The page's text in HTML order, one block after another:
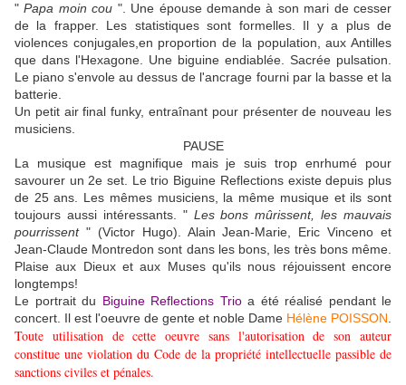
" Papa moin cou ". Une épouse demande à son mari de cesser
de la frapper. Les statistiques sont formelles. Il y a plus de
violences conjugales,en proportion de la population, aux Antilles
que dans l'Hexagone. Une biguine endiablée. Sacrée pulsation.
Le piano s'envole au dessus de l'ancrage fourni par la basse et la
batterie.
Un petit air final funky, entraînant pour présenter de nouveau les
musiciens.
PAUSE
La musique est magnifique mais je suis trop enrhumé pour
savourer un 2e set. Le trio Biguine Reflections existe depuis plus
de 25 ans. Les mêmes musiciens, la même musique et ils sont
toujours aussi intéressants. "Les bons mûrissent, les mauvais
pourrissent" (Victor Hugo). Alain Jean-Marie, Eric Vinceno et
Jean-Claude Montredon sont dans les bons, les très bons même.
Plaise aux Dieux et aux Muses qu'ils nous réjouissent encore
longtemps!
Le portrait du Biguine Reflections Trioa été réalisé pendant le
concert. Il est l'oeuvre de gente et noble Dame Hélène POISSON
Toute utilisation de cette oeuvre sans l'autorisation de son auteur
constitue une violation du Code de la propriété intellectuelle passible de
sanctions civiles et pénales.